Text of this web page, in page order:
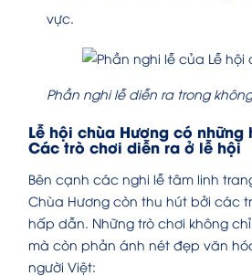
vực.
Phần nghi lễ diễn ra trong
Lễ hội chùa Hương có
Các trò chơi diễn ra ở lễ hội
Bên cạnh các nghi lễ tâm linh
Chùa Hương còn thu hút bởi các
hấp dẫn. Những trò chơi không
mà còn phản ánh nét đẹp văn
người Việt: